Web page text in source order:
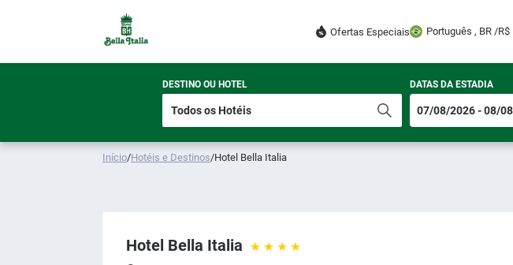
Ofertas Especiais Português , BR /R$
DESTINO OU HOTEL DATAS DA ESTADIA
Início/Hotéis e Destinos/Hotel Bella Italia
Hotel Bella Italia